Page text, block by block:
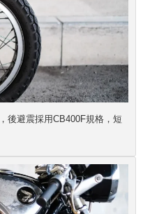
後避震採用CB400F規格，短